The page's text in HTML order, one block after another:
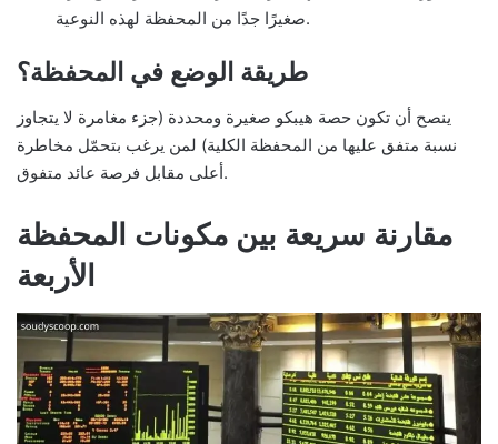
صغيرًا جدًا من المحفظة لهذه النوعية.
طريقة الوضع في المحفظة؟
ينصح أن تكون حصة هيبكو صغيرة ومحددة (جزء مغامرة لا يتجاوز
نسبة متفق عليها من المحفظة الكلية) لمن يرغب بتحمّل مخاطرة
أعلى مقابل فرصة عائد متفوق.
مقارنة سريعة بين مكونات المحفظة
الأربعة